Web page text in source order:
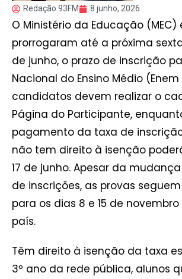
Redação 93FM 8 junho, 2026
O Ministério da Educação (MEC)
prorrogaram até a próxima
de junho, o prazo de inscrição
Nacional do Ensino Médio (Enem
candidatos devem realizar o
Página do Participante,
pagamento da taxa de
não tem direito à isenção
17 de junho. Apesar da
de inscrições, as provas
para os dias 8 e 15 de
país.
Têm direito à isenção da taxa
3º ano da rede pública, alunos